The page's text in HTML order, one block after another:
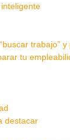
trabajo”
tu
destacar